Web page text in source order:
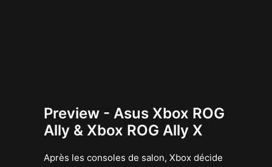
Preview - Asus Xbox ROG
Ally & Xbox ROG Ally X
Après les consoles de salon, Xbox décide